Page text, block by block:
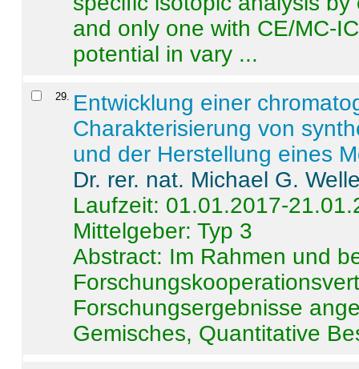
and only one with CE/MC-
potential in vary ...
29. Entwicklung einer
Charakterisierung von
und der Herstellung eines
Dr. rer. nat. Michael G.
Laufzeit: 01.01.2017-
Mittelgeber: Typ 3
Abstract: Im Rahmen und
Forschungsergebnisse
Gemisches, Quantitative